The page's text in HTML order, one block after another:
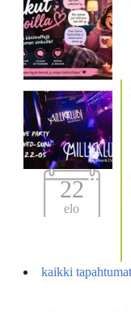
22
elo
kaikki tapahtumat